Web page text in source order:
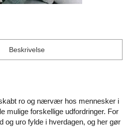
Beskrivelse
ro og nærvær hos mennesker i
mulige forskellige udfordringer. For
og uro fylde i hverdagen, og her gør